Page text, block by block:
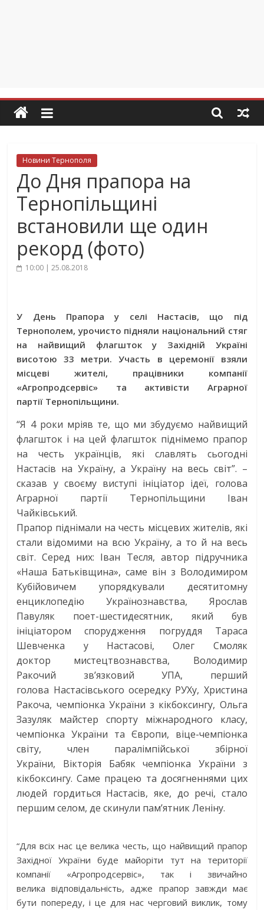
Новини Тернополя
До Дня прапора на
Тернопільщині
встановили ще один
рекорд (фото)
10:00 | 25.08.2018
У День Прапора у селі Настасів, що під
Тернополем, урочисто підняли національний стяг
на найвищий флагшток у Західній Україні
висотою 33 метри. Участь в церемонії взяли
місцеві жителі, працівники компанії
«Агропродсервіс» та активісти Аграрної
партії Тернопільщини.
“Я 4 роки мріяв те, що ми збудуємо найвищий
флагшток і на цей флагшток піднімемо прапор
на честь українців, які славлять сьогодні
Настасів на Україну, а Україну на весь світ”. –
сказав у своєму виступі ініціатор ідеї, голова
Аграрної партії Тернопільщини Іван
Чайківський.
Прапор піднімали на честь місцевих жителів, які
стали відомими на всю Україну, а то й на весь
світ. Серед них: Іван Тесля, автор підручника
«Наша Батьківщина», саме він з Володимиром
Кубійовичем упорядкували десятитомну
енциклопедію Українознавства, Ярослав
Павуляк поет-шестидесятник, який був
ініціатором спорудження погруддя Тараса
Шевченка у Настасові, Олег Смоляк
доктор мистецтвознавства, Володимир
Ракочий зв’язковий УПА, перший
голова Настасівського осередку РУХу, Христина
Ракоча, чемпіонка України з кікбоксингу, Ольга
Зазуляк майстер спорту міжнародного класу,
чемпіонка України та Європи, віце-чемпіонка
світу, член паралімпійської збірної
України, Вікторія Бабяк чемпіонка України з
кікбоксингу. Саме працею та досягненнями цих
людей гордиться Настасів, яке, до речі, стало
першим селом, де скинули пам’ятник Леніну.
“Для всіх нас це велика честь, що найвищий прапор
Західної України буде майоріти тут на території
компанії «Агропродсервіс», так і звичайно
велика відповідальність, адже прапор завжди має
бути попереду, і це для нас черговий виклик, тому